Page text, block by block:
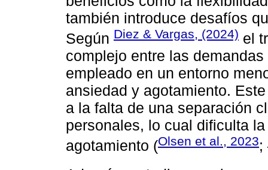
también introduce desafíos
Según Diez & Vargas, (2024) el
complejo entre las
empleado en un entorno
ansiedad y agotamiento.
a la falta de una separación
personales, lo cual dificulta
agotamiento (Olsen et al., 2023;